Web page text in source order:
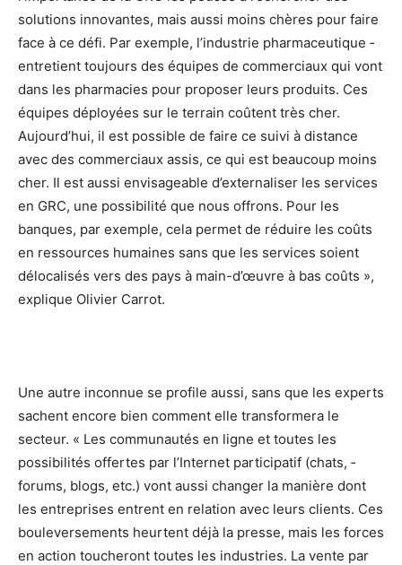
solutions innovantes, mais aussi moins chères pour faire
face à ce défi. Par exemple, l’industrie pharmaceutique ­
entretient toujours des équipes de commerciaux qui vont
dans les pharmacies pour proposer leurs produits. Ces
équipes déployées sur le terrain coûtent très cher.
Aujourd’hui, il est possible de faire ce suivi à distance
avec des commerciaux assis, ce qui est beaucoup moins
cher. Il est aussi envisageable d’externaliser les services
en GRC, une possibilité que nous offrons. Pour les
banques, par exemple, cela permet de réduire les coûts
en ressources humaines sans que les ­services soient
délocalisés vers des pays à main-d’œuvre à bas coûts »,
explique ­Olivier Carrot.
Une autre inconnue se profile aussi, sans que les experts
sachent encore bien comment elle transformera le
secteur. « Les communautés en ligne et toutes les
possibilités offertes par l’Internet participatif (chats, ­
forums, blogs, etc.) vont aussi changer la manière dont
les entreprises entrent en relation avec leurs clients. Ces
bouleversements heurtent déjà la presse, mais les forces
en action toucheront toutes les industries. La vente par